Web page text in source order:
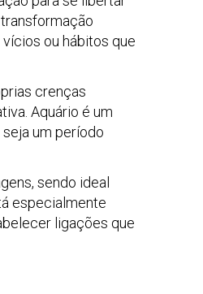
ou hábitos que
crenças
Aquário é um
um período
sendo ideal
especialmente
ligações que